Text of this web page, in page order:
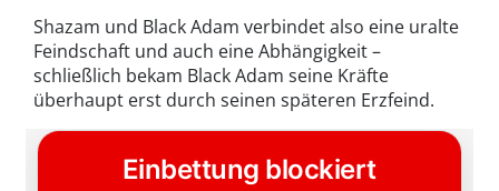
Shazam und Black Adam verbindet also eine uralte
Feindschaft und auch eine Abhängigkeit –
schließlich bekam Black Adam seine Kräfte
überhaupt erst durch seinen späteren Erzfeind.